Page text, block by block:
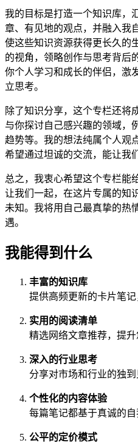
我的目标是打造一个知识库，
章、有见地的观点，并融入我
使这些知识资源获得更长久的
的视角，领略创作与思考背后
你个人学习和成长的伴侣，激
立思考。
除了知识分享，这个专栏还将
与你探讨自己感兴趣的领域，
趋势等。我的想法纯属个人观
希望通过坦诚的交流，能让我
总之，我衷心希望这个专栏能
让我们一起，在这片专属的知
未知。我将用自己最真挚的热
遇。
我能得到什么
丰富的知识库
提供高频更新的卡片笔记
实用的阅读清单
精选网络文章推荐，提升
深入的行业思考
分享对市场和行业的独到
个性化的内容体验
每篇笔记都基于真诚的自
公平的定价模式